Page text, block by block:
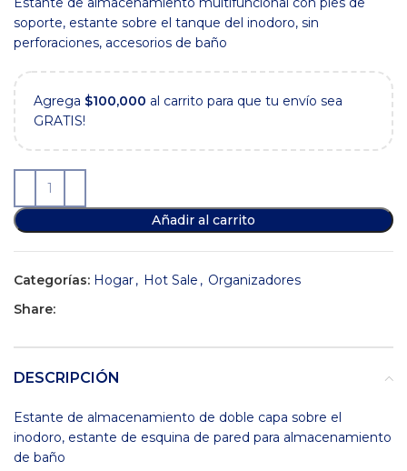
era:
$39,900.
es:
$21,900.
soporte, estante sobre el tanque del inodoro, sin
perforaciones, accesorios de baño
Agrega $100,000 al carrito para que tu envío sea
GRATIS!
Añadir al carrito
Categorías: Hogar, Hot Sale , Organizadores
Share:
DESCRIPCIÓN
Estante de almacenamiento de doble capa sobre el
inodoro, estante de esquina de pared para almacenamiento
de baño